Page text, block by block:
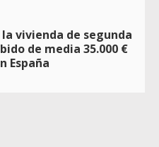
la vivienda de segunda
de media 35.000 €
España